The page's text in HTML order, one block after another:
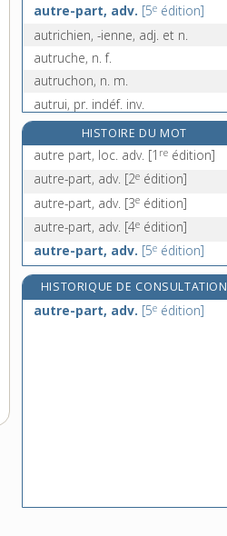
autre-part, adv. [5e édition]
autrichien, -ienne, adj. et n.
autruche, n. f.
autruchon, n. m.
autrui, pr. indéf. inv.
autunite, n. f.
auvent, n. m.
auvergnat, -ate, adj.
auvernat, n. m.
[7 édition]
auxiliaire, adj. et n.
HISTOIRE DU MOT
autre part, loc. adv. [1 re édition]
autre-part, adv. [2e édition]
autre-part, adv. [3e édition]
autre-part, adv. [4e édition]
autre-part, adv. [5e édition]
HISTORIQUE DE CONSULTATION
autre-part, adv. [5e édition]